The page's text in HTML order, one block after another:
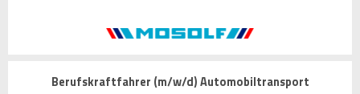
Berufskraftfahrer (m/w/d) Automobiltransport